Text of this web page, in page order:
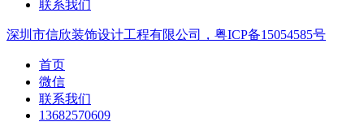
联系我们
深圳市信欣装饰设计工程有限公司，粤ICP备15054585号
首页
微信
联系我们
13682570609